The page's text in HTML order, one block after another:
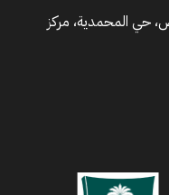
حي المحمدية، مركز